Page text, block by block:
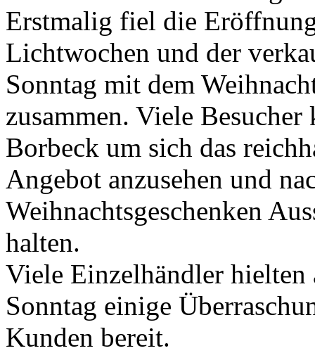
Erstmalig fiel die
Lichtwochen und der
Sonntag mit dem
zusammen. Viele Besucher
Borbeck um sich das
Angebot anzusehen und
Weihnachtsgeschenken
halten.
Viele Einzelhändler hielten
Sonntag einige
Kunden bereit.